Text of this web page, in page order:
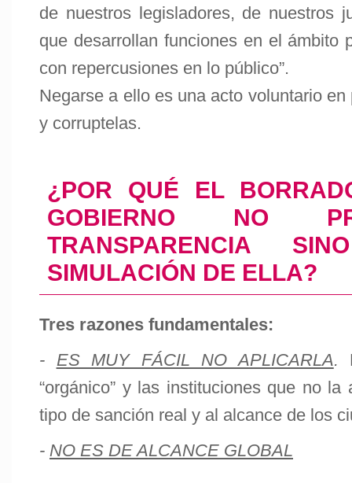
de nuestros legisladores, de nuestros
que desarrollan funciones en el ámbito
con repercusiones en lo público”.
Negarse a ello es una acto voluntario
y corruptelas.
¿POR QUÉ EL
GOBIERNO NO
TRANSPARENCIA
SIMULACIÓN DE ELLA?
Tres razones fundamentales:
- ES MUY FÁCIL NO APLICARLA.
“orgánico” y las instituciones que no la
tipo de sanción real y al alcance de los
- NO ES DE ALCANCE GLOBAL